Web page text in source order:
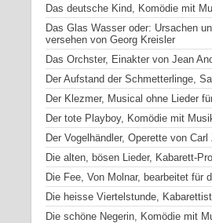
Das deutsche Kind, Komödie mit
Das Glas Wasser oder: Ursachen
versehen von Georg Kreisler
Das Orchster, Einakter von Jean
Der Aufstand der Schmetterlinge,
Der Klezmer, Musical ohne Lieder
Der tote Playboy, Komödie mit
Der Vogelhändler, Operette von
Die alten, bösen Lieder, Kabarett-
Die Fee, Von Molnar, bearbeitet für
Die heisse Viertelstunde,
Die schöne Negerin, Komödie mit